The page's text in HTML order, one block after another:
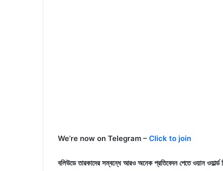
We’re now on Telegram – Click to join
বলিউডে তারকাদের সম্বন্ধে আরও অনেক প্রতিবেদন পেতে ওয়ান